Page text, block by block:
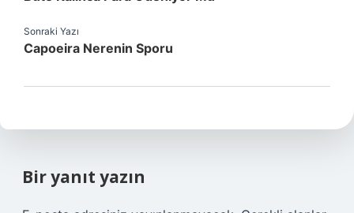
Sonraki Yazı
Capoeira Nerenin Sporu
Bir yanıt yazın